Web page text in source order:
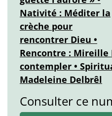
Nativité : Méditer la
crèche pour
rencontrer Dieu •
Rencontre : Mireille
contempler •
Madeleine Delbrêl
Consulter ce